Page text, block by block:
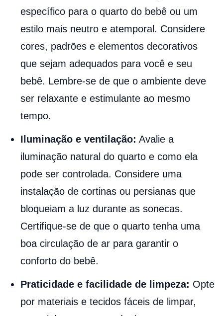
específico para o quarto do bebê ou um
estilo mais neutro e atemporal. Considere
cores, padrões e elementos decorativos
que sejam adequados para você e seu
bebê. Lembre-se de que o ambiente deve
ser relaxante e estimulante ao mesmo
tempo.
Iluminação e ventilação: Avalie a
iluminação natural do quarto e como ela
pode ser controlada. Considere uma
instalação de cortinas ou persianas que
bloqueiam a luz durante as sonecas.
Certifique-se de que o quarto tenha uma
boa circulação de ar para garantir o
conforto do bebê.
Praticidade e facilidade de limpeza: Opte
por materiais e tecidos fáceis de limpar,